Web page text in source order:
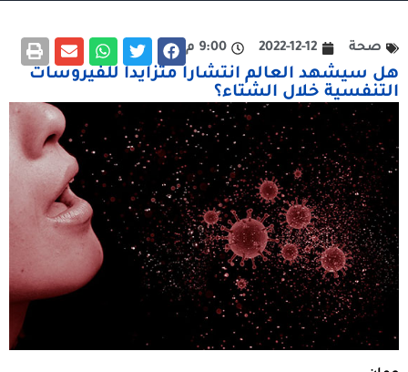
صحة 2022-12-12 9:00 م
هل سيشهد العالم انتشارا متزايدا للفيروسات
التنفسية خلال الشتاء؟